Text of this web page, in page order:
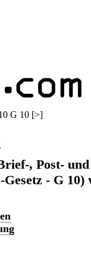
G 10 [>]
, Post- und
- G 10)